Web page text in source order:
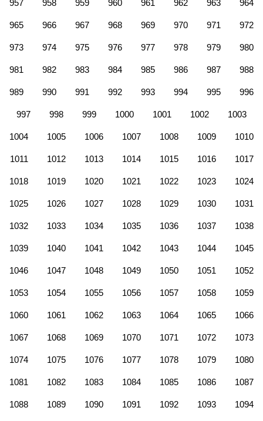
957 958 959 960 961 962 963 964
965 966 967 968 969 970 971 972
973 974 975 976 977 978 979 980
981 982 983 984 985 986 987 988
989 990 991 992 993 994 995 996
997 998 999 1000 1001 1002 1003
1004 1005 1006 1007 1008 1009 1010
1011 1012 1013 1014 1015 1016 1017
1018 1019 1020 1021 1022 1023 1024
1025 1026 1027 1028 1029 1030 1031
1032 1033 1034 1035 1036 1037 1038
1039 1040 1041 1042 1043 1044 1045
1046 1047 1048 1049 1050 1051 1052
1053 1054 1055 1056 1057 1058 1059
1060 1061 1062 1063 1064 1065 1066
1067 1068 1069 1070 1071 1072 1073
1074 1075 1076 1077 1078 1079 1080
1081 1082 1083 1084 1085 1086 1087
1088 1089 1090 1091 1092 1093 1094